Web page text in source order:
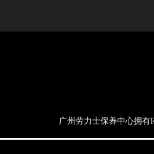
广州劳力士保养中心拥有